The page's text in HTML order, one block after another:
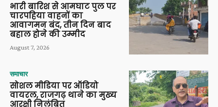
भारी बारिश से आमघाट पुल पर
चारपहिया वाहनों का
आवागमन बंद, तीन दिन बाद
बहाल होने की उम्मीद
August 7, 2026
समाचार
सोशल मीडिया पर ऑडियो
वायरल, राजगढ़ थाने का मुख्य
आरक्षी निलंबित